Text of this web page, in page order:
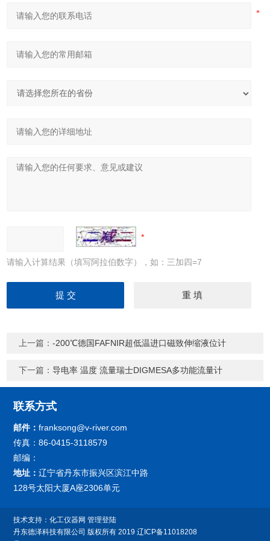
请输入计算结果（填写阿拉伯数字），如：三加四=7
上一篇：-200℃德国FAFNIR超低温进口磁致伸缩液位计
下一篇：导电率 温度 流量瑞士DIGMESA多功能流量计
联系方式
邮件：franksong@v-river.com
传真：86-0415-3118579
邮编：
地址：辽宁省丹东市振兴区滨江中路
128号太阳大厦A座2306单元
技术支持：化工仪器网 管理登陆
丹东德泽科技有限公司 版权所有 2019辽ICP备11018208